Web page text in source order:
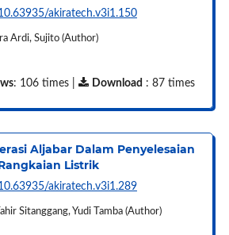
akiratech.v3i1.150
Ardi, Sujito (Author)
: 106 times | Download : 87 times
Aljabar Dalam Penyelesaian
Listrik
akiratech.v3i1.289
Sitanggang, Yudi Tamba (Author)